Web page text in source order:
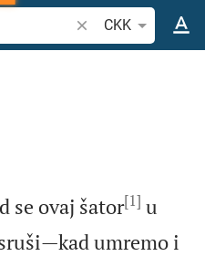
Bibelstelle oder
CKK
se ovaj šator[1] u
umremo i